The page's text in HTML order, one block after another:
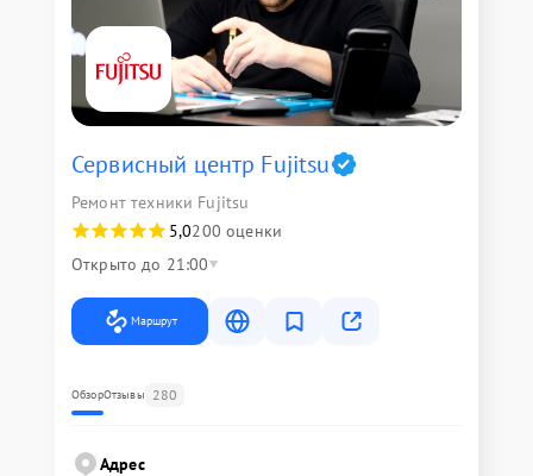
Сервисный центр Fujitsu
Ремонт техники Fujitsu
5,0200 оценки
Открыто до 21:00
Маршрут
ОбзорОтзывы 280
Адрес